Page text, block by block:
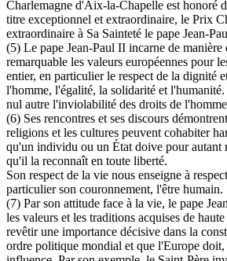
Charlemagne d'Aix-la-Chapelle est honoré
titre exceptionnel et extraordinaire, le Prix
extraordinaire à Sa Sainteté le pape Jean-
(5) Le pape Jean-Paul II incarne de manière
remarquable les valeurs européennes pour
entier, en particulier le respect de la dignité
l'homme, l'égalité, la solidarité et
nul autre l'inviolabilité des droits de
(6) Ses rencontres et ses discours
religions et les cultures peuvent cohabiter
qu'un individu ou un État doive pour autant
qu'il la reconnaît en toute liberté.
Son respect de la vie nous enseigne à
particulier son couronnement, l'être humain.
(7) Par son attitude face à la vie, le pape
les valeurs et les traditions acquises de
revêtir une importance décisive dans la
ordre politique mondial et que l'Europe doit,